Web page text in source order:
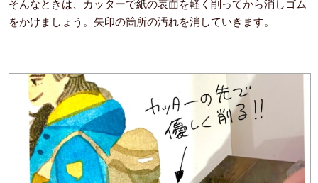
そんなときは、カッターで紙の表面を軽く削ってから消しゴム
をかけましょう。矢印の箇所の汚れを消していきます。